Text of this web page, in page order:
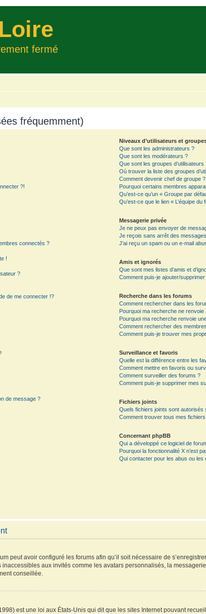
fermé
fréquemment)
?!
connectés ?
!
?
de me connecter !?
de message ?
Niveaux d’utilisateurs et
Que sont les administrateurs ?
Que sont les modérateurs ?
Que sont les groupes d’utilisateurs
Où trouver la liste des groupes
Comment devenir chef de groupe ?
Pourquoi certains membres
Qu’est-ce qu’un « Groupe par
Qu’est-ce que le lien « L’équipe du
Messagerie privée
Je ne peux pas envoyer de
Je reçois sans arrêt des
J’ai reçu un spam ou un e-mail
Amis et ignorés
Que sont mes listes d’amis et
Comment puis-je ajouter/supprimer
Recherche dans les forums
Comment rechercher dans les
Pourquoi ma recherche ne renvoie
Pourquoi ma recherche renvoie
Comment rechercher des
Comment puis-je trouver mes
Surveillance et favoris
Quelle est la différence entre les
Comment mettre en favoris ou
Comment surveiller des forums ?
Comment puis-je supprimer mes
Fichiers joints
Quels fichiers joints sont autorisés
Comment trouver tous mes
Concernant phpBB
Qui a développé ce logiciel de
Pourquoi la fonctionnalité X n’est
Qui contacter pour les abus ou
peut avoir configuré les forums afin qu’il soit nécessaire de
aux invités comme les avatars personnalisés, la
conseillée.
est une loi aux États-Unis qui dit que les sites Internet pouvant